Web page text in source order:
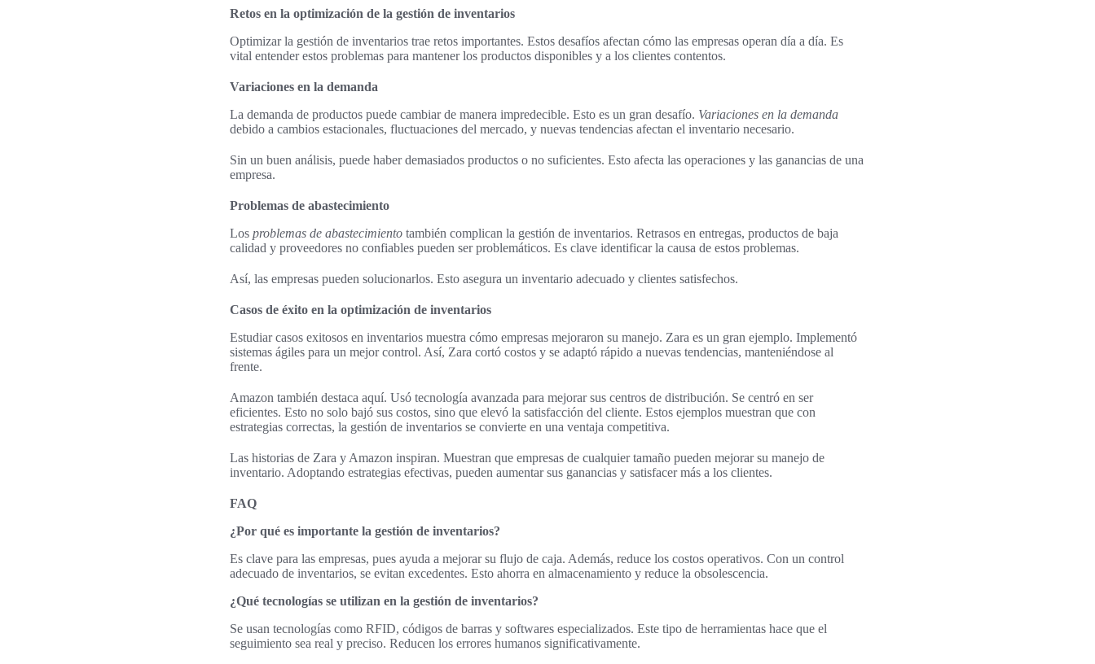
Retos en la optimización de la gestión de inventarios
Optimizar la gestión de inventarios trae retos importantes. Estos desafíos afectan cómo las empresas operan día a día. Es
vital entender estos problemas para mantener los productos disponibles y a los clientes contentos.
Variaciones en la demanda
La demanda de productos puede cambiar de manera impredecible. Esto es un gran desafío. Variaciones en la demanda
debido a cambios estacionales, fluctuaciones del mercado, y nuevas tendencias afectan el inventario necesario.
Sin un buen análisis, puede haber demasiados productos o no suficientes. Esto afecta las operaciones y las ganancias de una
empresa.
Problemas de abastecimiento
Los problemas de abastecimiento también complican la gestión de inventarios. Retrasos en entregas, productos de baja
calidad y proveedores no confiables pueden ser problemáticos. Es clave identificar la causa de estos problemas.
Así, las empresas pueden solucionarlos. Esto asegura un inventario adecuado y clientes satisfechos.
Casos de éxito en la optimización de inventarios
Estudiar casos exitosos en inventarios muestra cómo empresas mejoraron su manejo. Zara es un gran ejemplo. Implementó
sistemas ágiles para un mejor control. Así, Zara cortó costos y se adaptó rápido a nuevas tendencias, manteniéndose al
frente.
Amazon también destaca aquí. Usó tecnología avanzada para mejorar sus centros de distribución. Se centró en ser
eficientes. Esto no solo bajó sus costos, sino que elevó la satisfacción del cliente. Estos ejemplos muestran que con
estrategias correctas, la gestión de inventarios se convierte en una ventaja competitiva.
Las historias de Zara y Amazon inspiran. Muestran que empresas de cualquier tamaño pueden mejorar su manejo de
inventario. Adoptando estrategias efectivas, pueden aumentar sus ganancias y satisfacer más a los clientes.
FAQ
¿Por qué es importante la gestión de inventarios?
Es clave para las empresas, pues ayuda a mejorar su flujo de caja. Además, reduce los costos operativos. Con un control
adecuado de inventarios, se evitan excedentes. Esto ahorra en almacenamiento y reduce la obsolescencia.
¿Qué tecnologías se utilizan en la gestión de inventarios?
Se usan tecnologías como RFID, códigos de barras y softwares especializados. Este tipo de herramientas hace que el
seguimiento sea real y preciso. Reducen los errores humanos significativamente.